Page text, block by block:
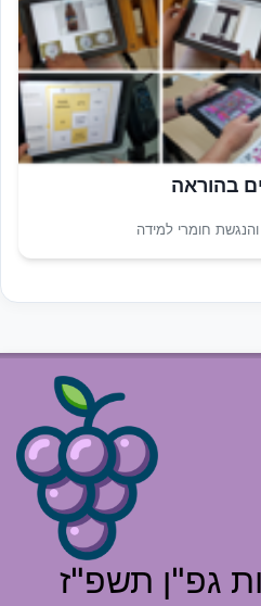
בהוראה
חומרי למידה
גפ"ן תשפ"ז